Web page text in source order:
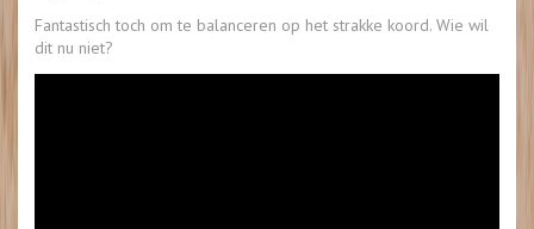
Fantastisch toch om te balanceren op het strakke koord. Wie wil
dit nu niet?